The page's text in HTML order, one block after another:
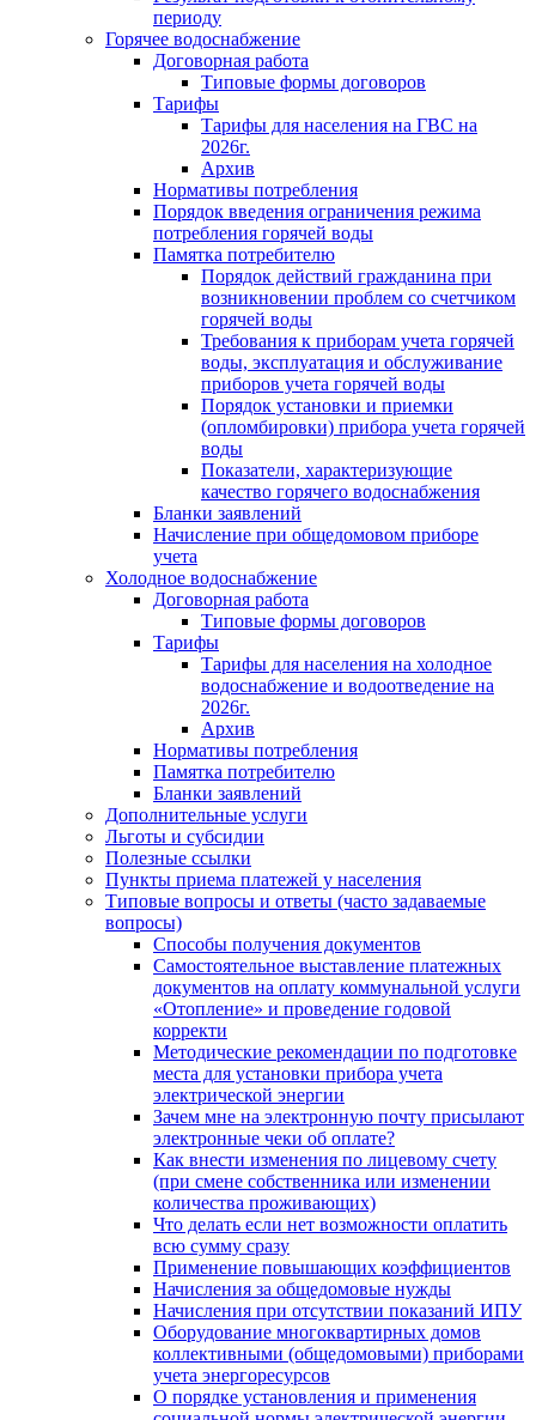
периоду
Горячее водоснабжение
Договорная работа
Типовые формы договоров
Тарифы
Тарифы для населения на ГВС на
2026г.
Архив
Нормативы потребления
Порядок введения ограничения режима
потребления горячей воды
Памятка потребителю
Порядок действий гражданина при
возникновении проблем со счетчиком
горячей воды
Требования к приборам учета горячей
воды, эксплуатация и обслуживание
приборов учета горячей воды
Порядок установки и приемки
(опломбировки) прибора учета горячей
воды
Показатели, характеризующие
качество горячего водоснабжения
Бланки заявлений
Начисление при общедомовом приборе
учета
Холодное водоснабжение
Договорная работа
Типовые формы договоров
Тарифы
Тарифы для населения на холодное
водоснабжение и водоотведение на
2026г.
Архив
Нормативы потребления
Памятка потребителю
Бланки заявлений
Дополнительные услуги
Льготы и субсидии
Полезные ссылки
Пункты приема платежей у населения
Типовые вопросы и ответы (часто задаваемые
вопросы)
Способы получения документов
Самостоятельное выставление платежных
документов на оплату коммунальной услуги
«Отопление» и проведение годовой
корректи
Методические рекомендации по подготовке
места для установки прибора учета
электрической энергии
Зачем мне на электронную почту присылают
электронные чеки об оплате?
Как внести изменения по лицевому счету
(при смене собственника или изменении
количества проживающих)
Что делать если нет возможности оплатить
всю сумму сразу
Применение повышающих коэффициентов
Начисления за общедомовые нужды
Начисления при отсутствии показаний ИПУ
Оборудование многоквартирных домов
коллективными (общедомовыми) приборами
учета энергоресурсов
О порядке установления и применения